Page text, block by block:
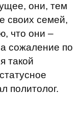
они, тем
своих семей,
что они –
сожаление по
такой
политолог.